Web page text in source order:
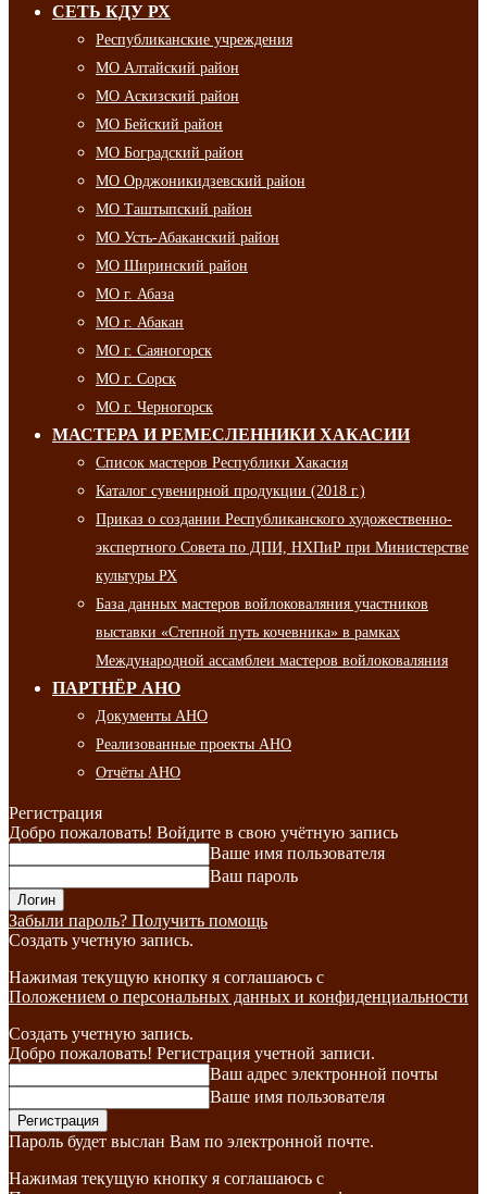
СЕТЬ КДУ РХ
Республиканские учреждения
МО Алтайский район
МО Аскизский район
МО Бейский район
МО Боградский район
МО Орджоникидзевский район
МО Таштыпский район
МО Усть-Абаканский район
МО Ширинский район
МО г. Абаза
МО г. Абакан
МО г. Саяногорск
МО г. Сорск
МО г. Черногорск
МАСТЕРА И РЕМЕСЛЕННИКИ ХАКАСИИ
Список мастеров Республики Хакасия
Каталог сувенирной продукции (2018 г.)
Приказ о создании Республиканского художественно-
экспертного Совета по ДПИ, НХПиР при Министерстве
культуры РХ
База данных мастеров войлоковаляния участников
выставки «Степной путь кочевника» в рамках
Международной ассамблеи мастеров войлоковаляния
ПАРТНЁР АНО
Документы АНО
Реализованные проекты АНО
Отчёты АНО
Регистрация
Добро пожаловать! Войдите в свою учётную запись
Ваше имя пользователя
Ваш пароль
Забыли пароль? Получить помощь
Создать учетную запись.
Нажимая текущую кнопку я соглашаюсь с
Положением о персональных данных и конфиденциальности
Создать учетную запись.
Добро пожаловать! Регистрация учетной записи.
Ваш адрес электронной почты
Ваше имя пользователя
Пароль будет выслан Вам по электронной почте.
Нажимая текущую кнопку я соглашаюсь с